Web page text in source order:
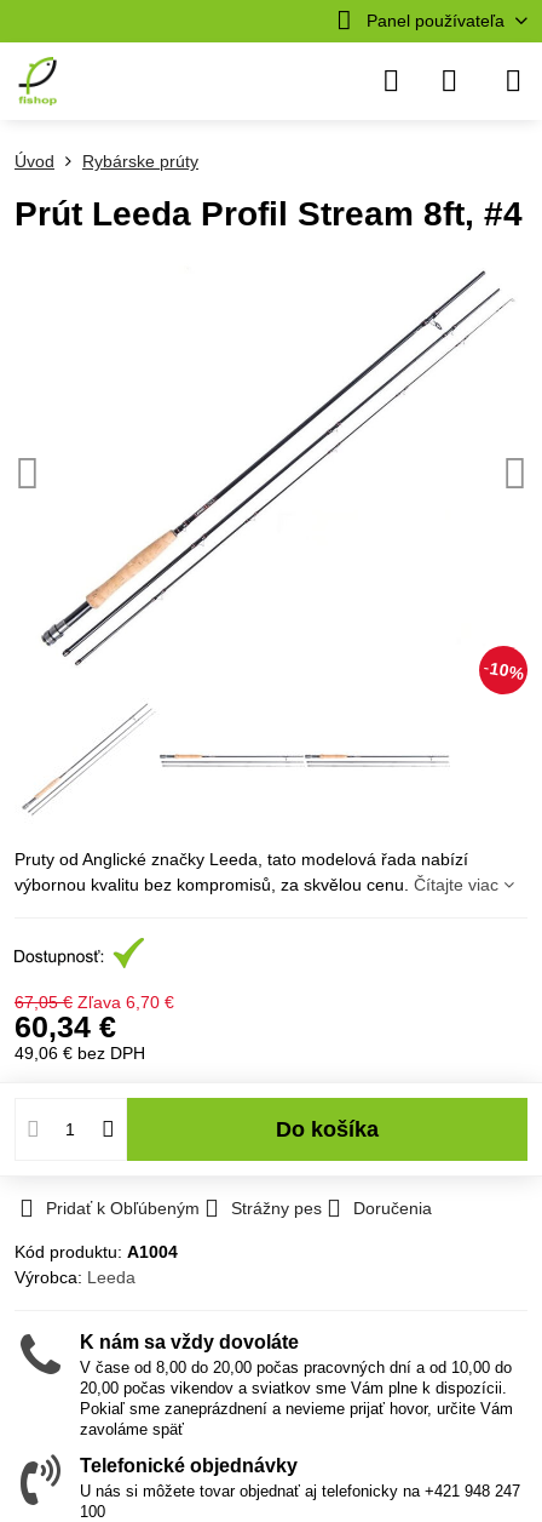
Panel používateľa
10%
Úvod Rybárske prúty
Prút Leeda Profil Stream 8ft, #4
Pruty od Anglické značky Leeda, tato modelová řada nabízí
výbornou kvalitu bez kompromisů, za skvělou cenu. Čítajte viac
67,05 € Zľava 6,70 €
60,34 €
49,06 € bez DPH
Do košíka
Pridať k Obľúbeným Strážny pes Doručenia
Kód produktu: A1004
Výrobca: Leeda
K nám sa vždy dovoláte
V čase od 8,00 do 20,00 počas pracovných dní a od 10,00 do
20,00 počas vikendov a sviatkov sme Vám plne k dispozícii.
Pokiaľ sme zaneprázdnení a nevieme prijať hovor, určite Vám
zavoláme späť
Telefonické objednávky
U nás si môžete tovar objednať aj telefonicky na +421 948 247
100